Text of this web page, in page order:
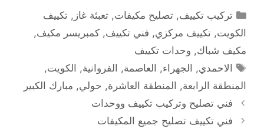
التصنيفات
تركيب تكييف,تصليح مكيفات,تعبئة غاز ,تكييف
الكويت, تكييف مركزي, فني تكييف, كمبريسر مكيف,
مكيف شباك, وحدات تكييف
الوسوم
الاحمدي, الجهراء, العاصمة, الفروانية, الكويت,
المنطقة الرابعة, المنطقة العاشرة, حولي, مبارك الكبير
فني تصليح وتركيب تكييف ووحدات
فني تكييف تصليح جميع المكيفات